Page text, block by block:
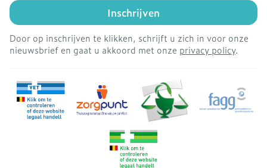
Inschrijven
Door op inschrijven te klikken, schrijft u zich in voor onze
nieuwsbrief en gaat u akkoord met onze privacy policy.